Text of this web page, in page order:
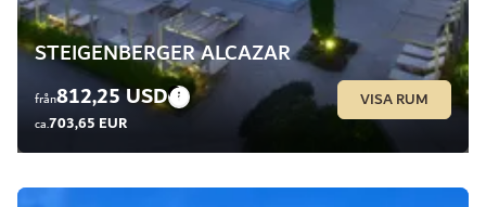
STEIGENBERGER ALCAZAR
från812,25 USD
ca.703,65 EUR
VISA RUM